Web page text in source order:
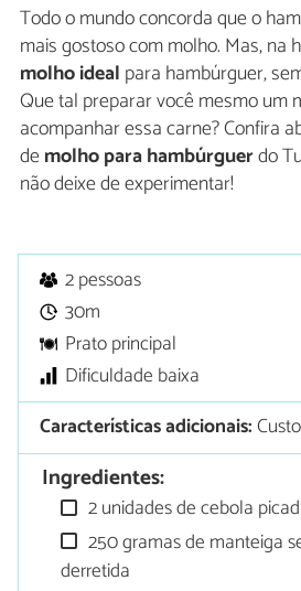
Todo o mundo concorda que o
mais gostoso com molho. Mas, na
molho ideal para hambúrguer,
Que tal preparar você mesmo um
acompanhar essa carne? Confira
demolho para hambúrguerdo
não deixe de experimentar!
2 pessoas
30m
Prato principal
Dificuldade baixa
Características adicionais:
Ingredientes:
2 unidades de cebola
250 gramas de manteiga
derretida